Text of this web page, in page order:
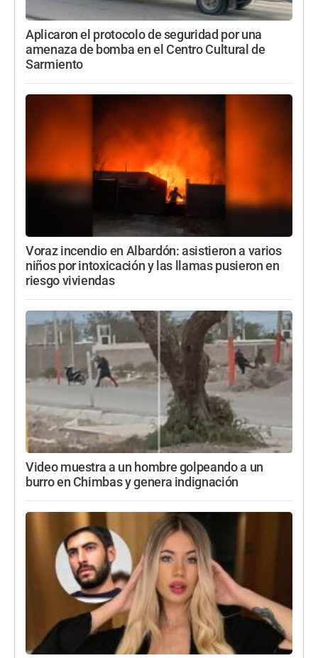
Aplicaron el protocolo de seguridad por una
amenaza de bomba en el Centro Cultural de
Sarmiento
Voraz incendio en Albardón: asistieron a varios
niños por intoxicación y las llamas pusieron en
riesgo viviendas
Video muestra a un hombre golpeando a un
burro en Chimbas y genera indignación